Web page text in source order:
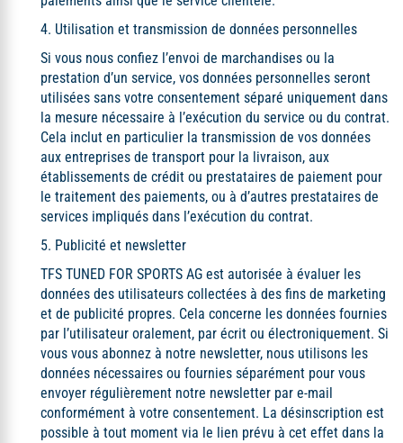
4. Utilisation et transmission de données personnelles
Si vous nous confiez l’envoi de marchandises ou la
prestation d’un service, vos données personnelles seront
utilisées sans votre consentement séparé uniquement dans
la mesure nécessaire à l’exécution du service ou du contrat.
Cela inclut en particulier la transmission de vos données
aux entreprises de transport pour la livraison, aux
établissements de crédit ou prestataires de paiement pour
le traitement des paiements, ou à d’autres prestataires de
services impliqués dans l’exécution du contrat.
5. Publicité et newsletter
TFS TUNED FOR SPORTS AG est autorisée à évaluer les
données des utilisateurs collectées à des fins de marketing
et de publicité propres. Cela concerne les données fournies
par l’utilisateur oralement, par écrit ou électroniquement. Si
vous vous abonnez à notre newsletter, nous utilisons les
données nécessaires ou fournies séparément pour vous
envoyer régulièrement notre newsletter par e-mail
conformément à votre consentement. La désinscription est
possible à tout moment via le lien prévu à cet effet dans la